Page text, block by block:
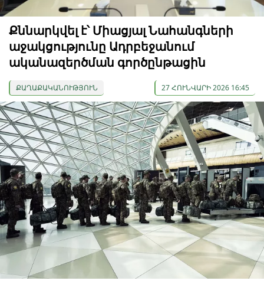
Քննարկվել է՝ Միացյալ Նահանգների
աջակցությունը Ադրբեջանում
ականազերծման գործընթացին
ՔԱՂԱՔԱԿԱՆՈՒԹՅՈՒՆ 27 ՀՈՒՆՎԱՐԻ 2026 16:45